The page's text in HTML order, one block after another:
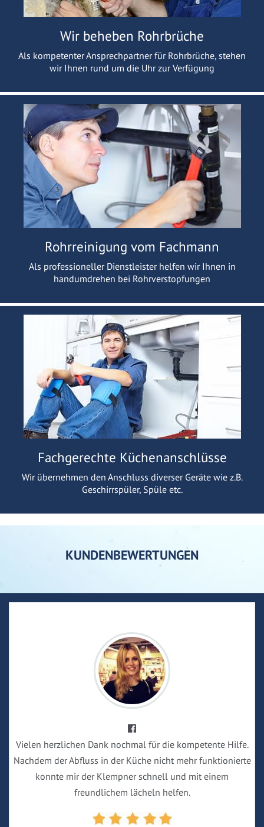
Wir beheben Rohrbrüche
Als kompetenter Ansprechpartner für Rohrbrüche, stehen
wir Ihnen rund um die Uhr zur Verfügung
Rohrreinigung vom Fachmann
Als professioneller Dienstleister helfen wir Ihnen in
handumdrehen bei Rohrverstopfungen
Fachgerechte Küchenanschlüsse
Wir übernehmen den Anschluss diverser Geräte wie z.B.
Geschirrspüler, Spüle etc.
KUNDENBEWERTUNGEN
Vielen herzlichen Dank nochmal für die kompetente Hilfe.
Nachdem der Abfluss in der Küche nicht mehr funktionierte
konnte mir der Klempner schnell und mit einem
freundlichem lächeln helfen.